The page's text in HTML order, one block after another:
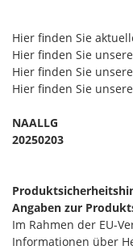
Hier finden Sie
Hier finden Sie unsere
Hier finden Sie unsere
Hier finden Sie unsere
NAALLG
20250203
Angaben zur
Im Rahmen der EU-
Informationen über